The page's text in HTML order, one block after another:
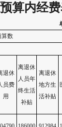
算内经
算数
退休
员费
用
离退休
人员年
终生活
补贴
离退休
地方生
活补贴